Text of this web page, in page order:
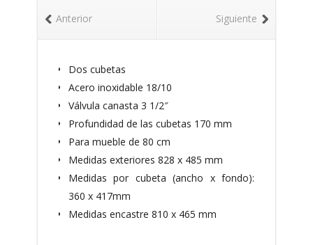
Siguiente
Anterior
Dos cubetas
Acero inoxidable 18/10
Válvula canasta 3 1/2″
Profundidad de las cubetas 170 mm
Para mueble de 80 cm
Medidas exteriores 828 x 485 mm
Medidas por cubeta (ancho x fondo):
360 x 417mm
Medidas encastre 810 x 465 mm